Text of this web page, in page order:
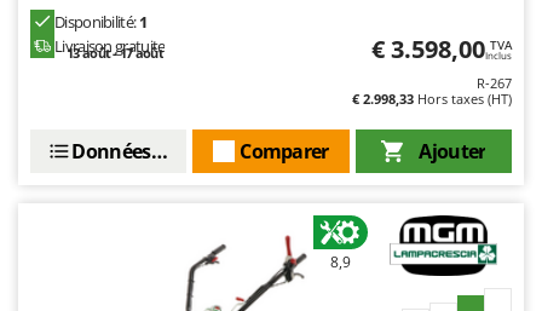
Disponibilité:1
Livraison gratuite
13 août - 17 août € 3.598,00 TVA
Inclus
R-267
€ 2.998,33 Hors taxes (HT)
Ajouter
Comparer
Données techniques
8,9